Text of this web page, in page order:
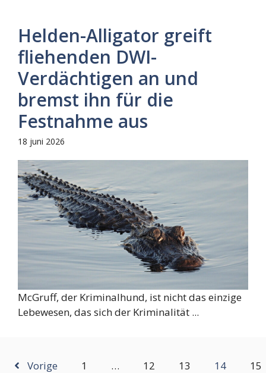
Helden-Alligator greift
fliehenden DWI-
Verdächtigen an und
bremst ihn für die
Festnahme aus
18 juni 2026
McGruff, der Kriminalhund, ist nicht das einzige
Lebewesen, das sich der Kriminalität ...
Vorige 1 … 12 13 14 15